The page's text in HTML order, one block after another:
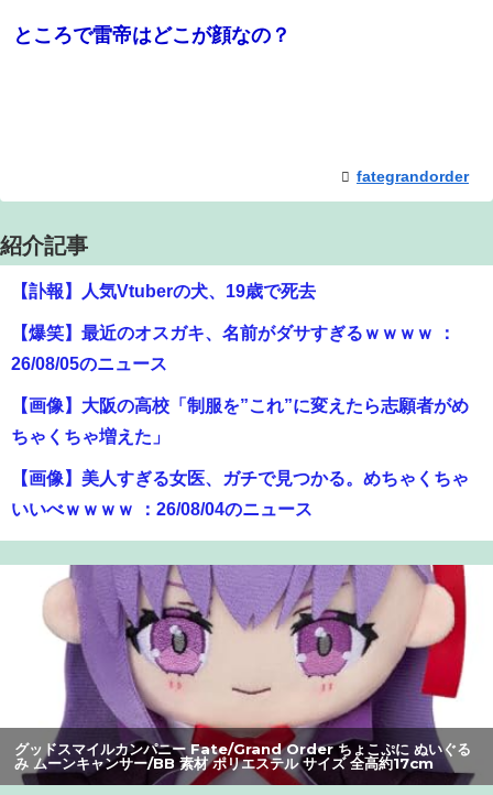
ところで雷帝はどこが顔なの？
fategrandorder
紹介記事
【訃報】人気Vtuberの犬、19歳で死去
【爆笑】最近のオスガキ、名前がダサすぎるｗｗｗｗ ：
26/08/05のニュース
【画像】大阪の高校「制服を”これ”に変えたら志願者がめ
ちゃくちゃ増えた」
【画像】美人すぎる女医、ガチで見つかる。めちゃくちゃ
いいべｗｗｗｗ ：26/08/04のニュース
しまう…
【朗報】アマガミの棚町薫さん、最新絵でめっちゃ可愛く
なる：26/08/03のニュース
【悲報】Mrs. GREEN APPLE、マジで逝くwwwwww
【悲報】Z世代の身長低下の理由、ついに判明かｗｗｗｗ：
26/08/02のニュース
グッドスマイルカンパニー Fate/Grand Order ちょこぷに ぬいぐる
み ムーンキャンサー/BB 素材 ポリエステル サイズ 全高約17cm